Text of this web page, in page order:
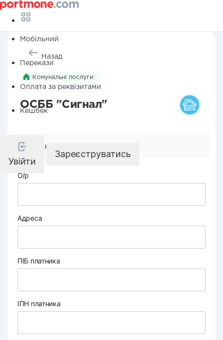
Мобільний
Перекази
Оплата за реквізитами
Кешбек
Увійти
Зареєструватись
Назад
Комунальні послуги
ОСББ "Сигнал"
Реквізити компанії
О/р
Адреса
ПІБ платника
ІПН платника